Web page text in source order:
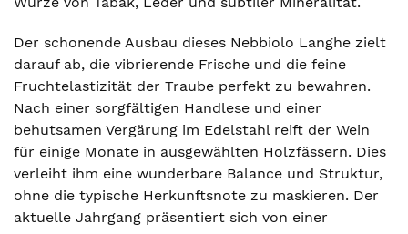
Der schonende Ausbau dieses Nebbiolo Langhe zielt
darauf ab, die vibrierende Frische und die feine
Fruchtelastizität der Traube perfekt zu bewahren.
Nach einer sorgfältigen Handlese und einer
behutsamen Vergärung im Edelstahl reift der Wein
für einige Monate in ausgewählten Holzfässern. Dies
verleiht ihm eine wunderbare Balance und Struktur,
ohne die typische Herkunftsnote zu maskieren. Der
aktuelle Jahrgang präsentiert sich von einer